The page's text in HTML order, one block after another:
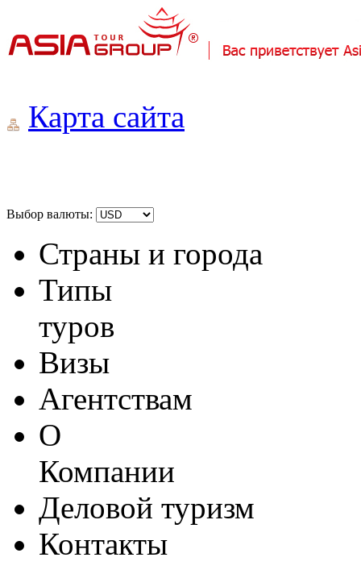
Карта сайта
Выбор валюты:
Страны и города
Типы
туров
Визы
Агентствам
О
Компании
Деловой туризм
Контакты